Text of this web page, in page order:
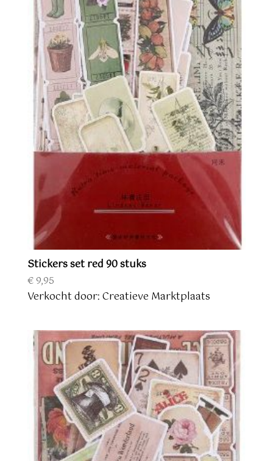
Stickers set red 90 stuks
€9,95
Verkocht door: Creatieve Marktplaats